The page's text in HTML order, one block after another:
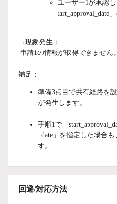
ユーザー1が承認
tart_approval_date」
→現象発生：
申請1の情報が取得できません。
補足：
準備3点目で共有経路を
が発生します。
手順1で「
_date」を指定した場合
す。
回避/対応方法